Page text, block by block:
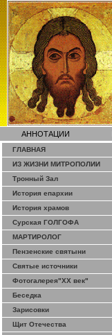
АННОТАЦИИ
ГЛАВНАЯ
ИЗ ЖИЗНИ МИТРОПОЛИИ
Тронный Зал
История епархии
История храмов
Сурская ГОЛГОФА
МАРТИРОЛОГ
Пензенские святыни
Святые источники
Фотогалерея"ХХ век"
Беседка
Зарисовки
Щит Отечества